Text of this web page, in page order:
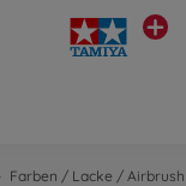
Farben / Lacke / Airbrush